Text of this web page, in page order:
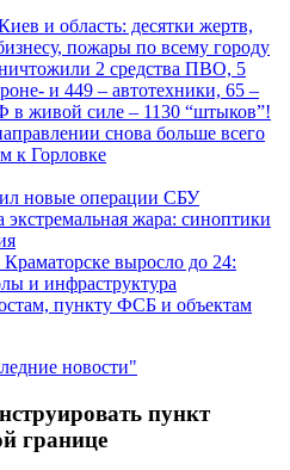
и область: десятки жертв,
пожары по всему городу
2 средства ПВО, 5
и 449 – автотехники, 65 –
в живой силе – 1130 “штыков”!
снова больше всего
к Горловке
новые операции СБУ
жара: синоптики
выросло до 24:
и инфраструктура
пункту ФСБ и объектам
новости"
пункт
границе